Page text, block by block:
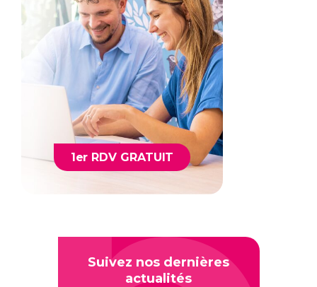
1er RDV GRATUIT
Suivez nos dernières
actualités